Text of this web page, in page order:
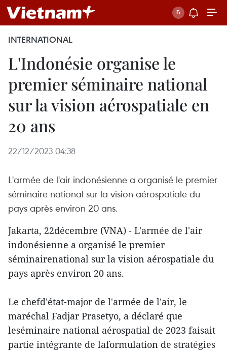
INTERNATIONAL
L'Indonésie organise le
premier séminaire national
sur la vision aérospatiale en
20 ans
22/12/2023 04:38
L'armée de l'air indonésienne a organisé le premier
séminaire national sur la vision aérospatiale du
pays après environ 20 ans.
Jakarta, 22décembre (VNA) - L'armée de l'air
indonésienne a organisé le premier
séminairenational sur la vision aérospatiale du
pays après environ 20 ans.
Le chefd'état-major de l'armée de l'air, le
maréchal Fadjar Prasetyo, a déclaré que
leséminaire national aérospatial de 2023 faisait
partie intégrante de laformulation de stratégies